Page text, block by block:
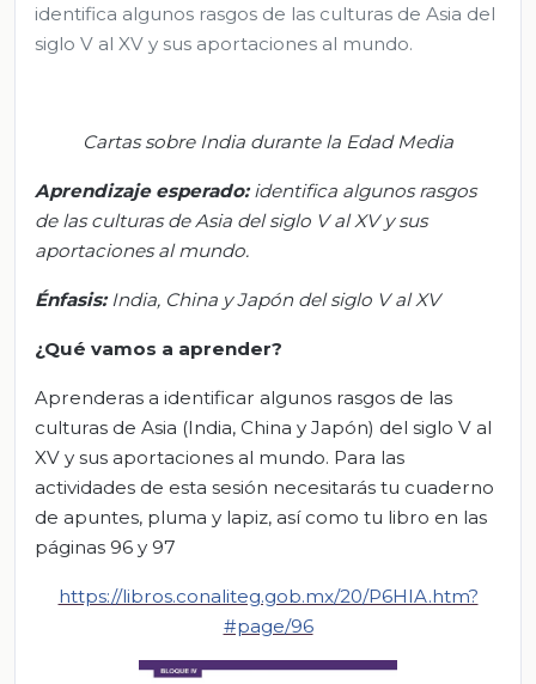
identifica algunos rasgos de las culturas de Asia del
siglo V al XV y sus aportaciones al mundo.
Cartas sobre India durante la Edad Media
Aprendizajeesperado: identifica algunos rasgos
de las culturas de Asia del siglo V al XV y sus
aportaciones al mundo.
Énfasis: India, China y Japón del siglo V al XV
¿Qué vamos a aprender?
Aprenderas a identificar algunos rasgos de las
culturas de Asia (India, China y Japón) del siglo V al
XV y sus aportaciones al mundo. Para las
actividades de esta sesión necesitarás tu cuaderno
de apuntes, pluma y lapiz, así como tu libro en las
páginas 96 y 97
https://libros.conaliteg.gob.mx/20/P6HIA.htm?
#page/96